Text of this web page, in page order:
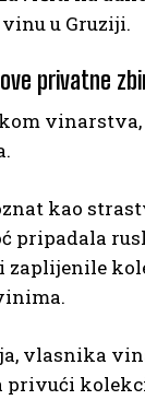
u Gruziji.
privatne
kao
pripadala
zaplijenile
vlasnika
privući